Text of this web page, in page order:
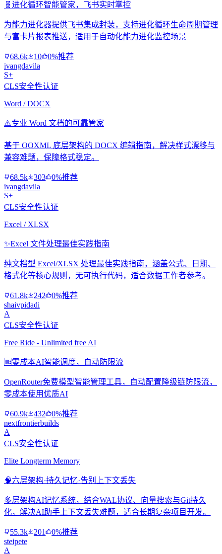
🧬 进化循环智能管家，飞书实时掌控
为能力进化器提供飞书集成封装，支持进化循环生命周期管理
与富卡片报表推送，适用于自动化能力进化监控场景
68.6k 10
0%推荐
ivangdavila
S+
CLS安全性认证
Word / DOCX
⚠️专业 Word 文档的可靠管家
基于 OOXML 底层架构的 DOCX 编辑指南，解决样式漂移与
兼容难题，保障格式稳定。
68.5k 303
0%推荐
ivangdavila
S+
CLS安全性认证
Excel / XLSX
✨Excel 文件处理最佳实践指南
纯文档型 Excel/XLSX 处理最佳实践指南，涵盖公式、日期、
格式化等核心规则，无可执行代码，适合数据工作者参考。
61.8k 242
0%推荐
shaivpidadi
A
CLS安全性认证
Free Ride - Unlimited free AI
🆓零成本AI智能调度，自动防限流
OpenRouter免费模型智能管理工具，自动配置降级链防限流，
零成本使用优质AI
60.9k 432
0%推荐
nextfrontierbuilds
A
CLS安全性认证
Elite Longterm Memory
🧠六层架构·持久记忆·告别上下文丢失
多层架构AI记忆系统，结合WAL协议、向量搜索与Git持久
化，解决AI助手上下文丢失难题，适合长期复杂项目开发。
55.3k 201
0%推荐
steipete
A